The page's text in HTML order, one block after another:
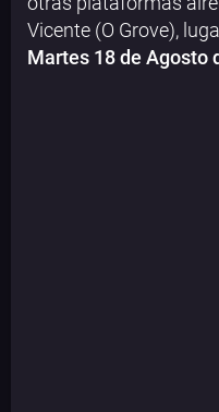
Vicente (O Grove),
Martes 18 de Agosto